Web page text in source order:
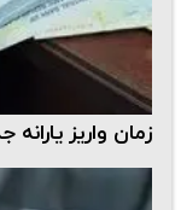
زمان واریز